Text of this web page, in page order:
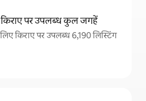
किराए पर उपलब्ध कुल जगहें
लिए किराए पर उपलब्ध 6,190 लिस्टिंग